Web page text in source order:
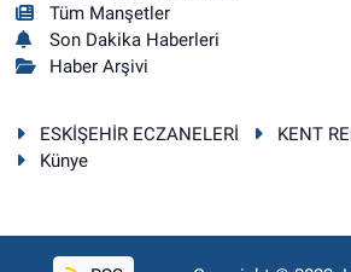
Tüm Manşetler
Son Dakika Haberleri
Haber Arşivi
ESKİŞEHİR ECZANELERİ KENT
Künye